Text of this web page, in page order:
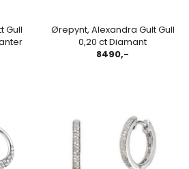
Gull
Ørepynt, Alexandra Gult Gull
0,20 ct Diamant
8490,-